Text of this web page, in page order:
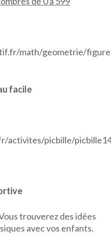
math/geometrie/
facile
activites/picbille/
trouverez des idées
avec vos enfants.